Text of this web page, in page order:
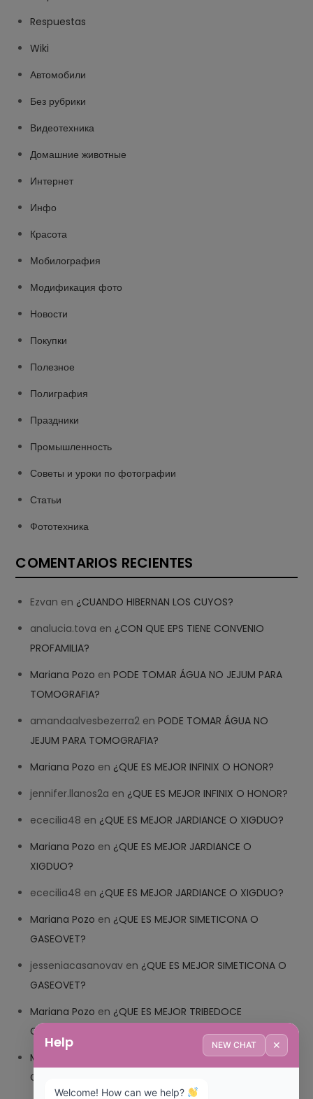
Respuestas
Wiki
Автомобили
Без рубрики
Видеотехника
Домашние животные
Интернет
Инфо
Красота
Мобилография
Модификация фото
Новости
Покупки
Полезное
Полиграфия
Праздники
Промышленность
Советы и уроки по фотографии
Статьи
Фототехника
COMENTARIOS RECIENTES
Ezvan en ¿CUANDO HIBERNAN LOS CUYOS?
analucia.tova en ¿CON QUE EPS TIENE CONVENIO
PROFAMILIA?
Mariana Pozo enPODE TOMAR ÁGUA NO JEJUM PARA
TOMOGRAFIA?
amandaalvesbezerra2 enPODE TOMAR ÁGUA NO
JEJUM PARA TOMOGRAFIA?
Mariana Pozo en ¿QUE ES MEJOR INFINIX O HONOR?
jennifer.llanos2a en ¿QUE ES MEJOR INFINIX O HONOR?
ececilia48 en ¿QUE ES MEJOR JARDIANCE O XIGDUO?
Mariana Pozo en ¿QUE ES MEJOR JARDIANCE O
XIGDUO?
ececilia48 en ¿QUE ES MEJOR JARDIANCE O XIGDUO?
Mariana Pozo en ¿QUE ES MEJOR SIMETICONA O
GASEOVET?
jesseniacasanovav en ¿QUE ES MEJOR SIMETICONA O
GASEOVET?
Mariana Pozo en ¿QUE ES MEJOR TRIBEDOCE
COMPUESTO O TRIBEDOCE DX?
Mariana Pozo
¿QUE ES MEJOR TRIBEDOCE
COMPUESTO O TRIBEDOCE DX?
Help NEW CHAT ✕
Welcome! How can we help?